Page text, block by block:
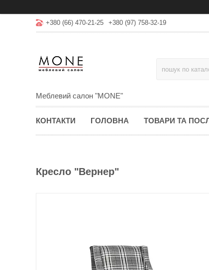
+380 (66) 470-21-25 +380 (97) 758-32-19
Меблевий салон "MONE"
КОНТАКТИ ГОЛОВНА ТОВАРИ ТА
Кресло "Вернер"